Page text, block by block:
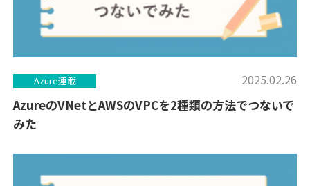
Azure連載 2025.02.26
AzureのVNetとAWSのVPCを2種類の方法でつないで
みた